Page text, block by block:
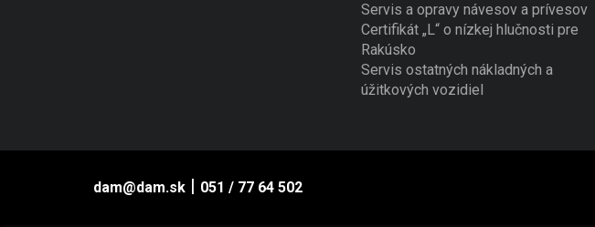
Servis a opravy návesov a prívesov
Certifikát „L“ o nízkej hlučnosti pre
Rakúsko
Servis ostatných nákladných a
úžitkových vozidiel
dam@dam.sk | 051 / 77 64 502